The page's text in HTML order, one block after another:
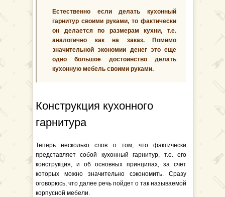
Естественно если делать кухонный
гарнитур своими руками, то фактически
он делается по размерам кухни, т.е.
аналогично как на заказ. Помимо
значительной экономии денег это еще
одно большое достоинство делать
кухонную мебель своими руками.
Конструкция кухонного
гарнитура
Теперь несколько слов о том, что фактически
представляет собой кухонный гарнитур, т.е. его
конструкция, и об основных принципах, за счет
которых можно значительно сэкономить. Сразу
оговорюсь, что далее речь пойдет о так называемой
корпусной мебели.